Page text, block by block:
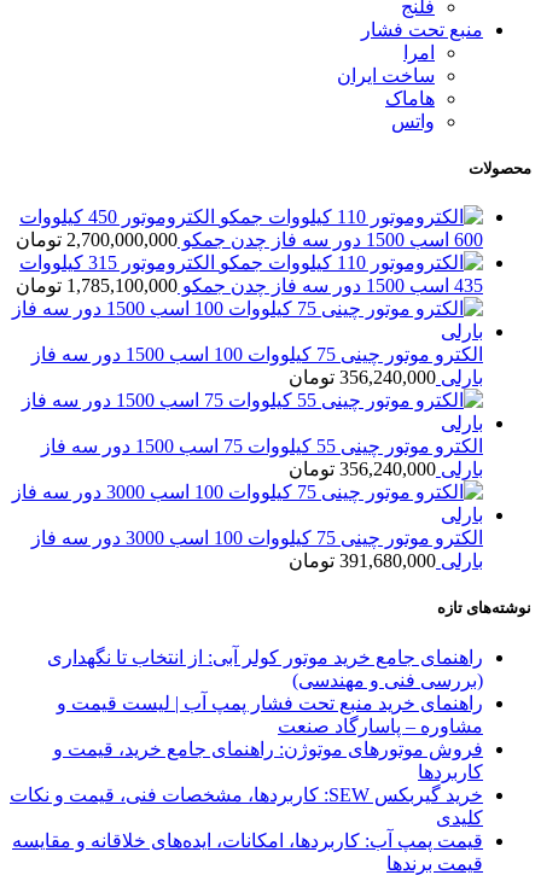
فلنج
منبع تحت فشار
امرا
ساخت ایران
هاماک
واتس
محصولات
الکتروموتور 450 کیلووات
600 اسب 1500 دور سه فاز چدن جمکو
2,700,000,000 تومان
الکتروموتور 315 کیلووات
435 اسب 1500 دور سه فاز چدن جمکو
1,785,100,000 تومان
الکترو موتور چینی 75 کیلووات 100 اسب 1500 دور سه فاز
بارلی 356,240,000 تومان
الکترو موتور چینی 55 کیلووات 75 اسب 1500 دور سه فاز
بارلی 356,240,000 تومان
الکترو موتور چینی 75 کیلووات 100 اسب 3000 دور سه فاز
بارلی 391,680,000 تومان
نوشته‌های تازه
راهنمای جامع خرید موتور کولر آبی: از انتخاب تا نگهداری
(بررسی فنی و مهندسی)
راهنمای خرید منبع تحت فشار پمپ آب | لیست قیمت و
مشاوره – پاسارگاد صنعت
فروش موتورهای موتوژن: راهنمای جامع خرید، قیمت و
کاربردها
خرید گیربکس SEW: کاربردها، مشخصات فنی، قیمت و نکات
کلیدی
قیمت پمپ آب: کاربردها، امکانات، ایده‌های خلاقانه و مقایسه
قیمت برندها